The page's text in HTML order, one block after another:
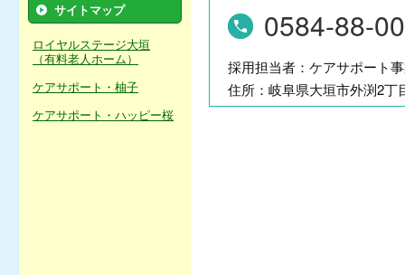
サイトマップ
ロイヤルステージ大垣
（有料老人ホーム）
ケアサポート・柚子
ケアサポート・ハッピー桜
0584-88-
採用担当者：ケアサポート
住所：岐阜県大垣市外渕2丁